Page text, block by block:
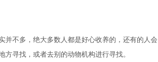
不多，绝大多数人都是好心收养的，还有的人会
寻找，或者去别的动物机构进行寻找。